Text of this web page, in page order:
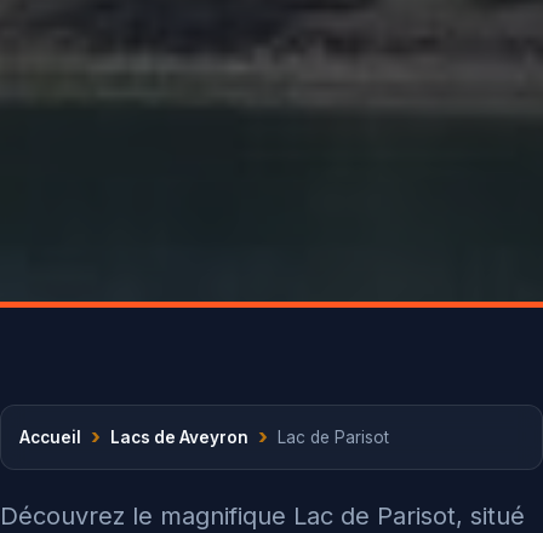
Accueil › Lacs de Aveyron › Lac de Parisot
Découvrez le magnifique Lac de Parisot, situé